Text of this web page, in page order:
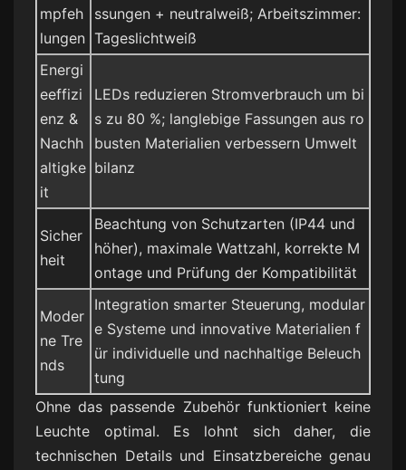
mpfeh
lungen
ssungen + neutralweiß; Arbeitszimmer:
Tageslichtweiß
Energi
eeffizi
enz &
Nachh
altigke
it
LEDs reduzieren Stromverbrauch um bi
s zu 80 %; langlebige Fassungen aus ro
busten Materialien verbessern Umwelt
bilanz
Sicher
heit
Beachtung von Schutzarten (IP44 und
höher), maximale Wattzahl, korrekte M
ontage und Prüfung der Kompatibilität
Moder
ne Tre
nds
Integration smarter Steuerung, modular
e Systeme und innovative Materialien f
ür individuelle und nachhaltige Beleuch
tung
Ohne das passende Zubehör funktioniert keine
Leuchte optimal. Es lohnt sich daher, die
technischen Details und Einsatzbereiche genau